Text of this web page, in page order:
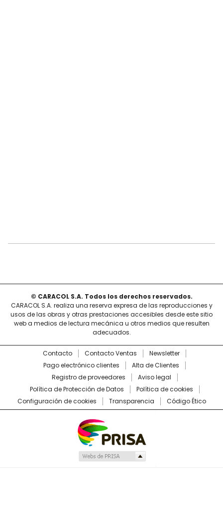
© CARACOL S.A. Todos los derechos reservados.
CARACOL S.A. realiza una reserva expresa de las reproducciones y
usos de las obras y otras prestaciones accesibles desde este sitio
web a medios de lectura mecánica u otros medios que resulten
adecuados.
Contacto Contacto Ventas
Newsletter
Pago electrónico clientes
Alta de Clientes
Registro de proveedores
Aviso legal
Política de Protección de Datos
Política de cookies
Configuración de cookies
Transparencia Código Ético